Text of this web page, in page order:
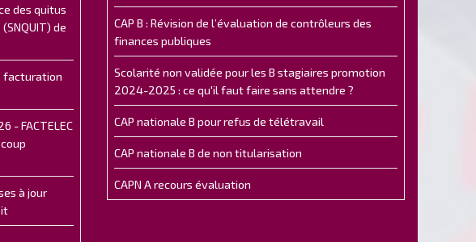
des quitus
de
facturation
- FACTELEC
à jour
CAP B : Révision de l’évaluation de contrôleurs des
finances publiques
Scolarité non validée pour les B stagiaires promotion
2024-2025 : ce qu'il faut faire sans attendre ?
CAP nationale B pour refus de télétravail
CAP nationale B de non titularisation
CAPN A recours évaluation